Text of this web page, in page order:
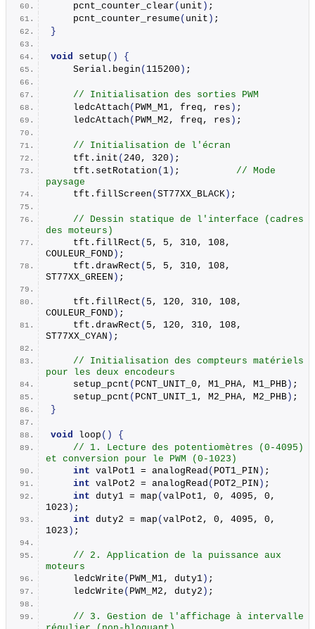
pcnt_counter_clear ( unit ) ;
pcnt_counter_resume ( unit ) ;
}
void setup ()
{
    Serial.
begin ( 115200 ) ;
// Initialisation des sorties PWM
ledcAttach ( PWM_M1, freq, res ) ;
ledcAttach ( PWM_M2, freq, res ) ;
// Initialisation de l'écran
    tft.
init ( 240, 320 ) ;
    tft.
setRotation ( 1 ) ; // Mode
paysage
    tft.
fillScreen ( ST77XX_BLACK ) ;
// Dessin statique de l'interface (cadres
des moteurs)
    tft.
fillRect ( 5, 5, 310, 108,
COULEUR_FOND ) ;
    tft.
drawRect ( 5, 5, 310, 108,
ST77XX_GREEN ) ;
    tft.
fillRect ( 5, 120, 310, 108,
COULEUR_FOND ) ;
    tft.
drawRect ( 5, 120, 310, 108,
ST77XX_CYAN ) ;
// Initialisation des compteurs matériels
pour les deux encodeurs
setup_pcnt ( PCNT_UNIT_0, M1_PHA, M1_PHB ) ;
setup_pcnt ( PCNT_UNIT_1, M2_PHA, M2_PHB ) ;
}
void loop ()
{
// 1. Lecture des potentiomètres (0-4095)
et conversion pour le PWM (0-1023)
int valPot1 = analogRead ( POT1_PIN ) ;
int valPot2 = analogRead ( POT2_PIN ) ;
int duty1 = map ( valPot1, 0, 4095, 0,
1023 ) ;
int duty2 = map ( valPot2, 0, 4095, 0,
1023 ) ;
// 2. Application de la puissance aux
moteurs
ledcWrite ( PWM_M1, duty1 ) ;
ledcWrite ( PWM_M2, duty2 ) ;
// 3. Gestion de l'affichage à intervalle